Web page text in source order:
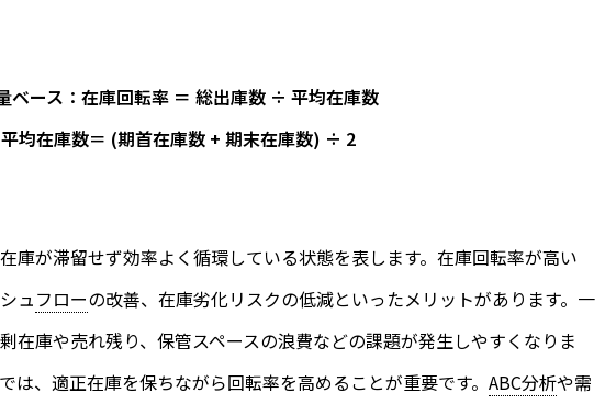
ベース：在庫回転率 ＝ 総出庫数 ÷ 平均在庫数
平均在庫数＝ (期首在庫数 + 期末在庫数) ÷ 2
庫が滞留せず効率よく循環している状態を表します。在庫回転率が高い
ュフローの改善、在庫劣化リスクの低減といったメリットがあります。一
在庫や売れ残り、保管スペースの浪費などの課題が発生しやすくなりま
は、適正在庫を保ちながら回転率を高めることが重要です。 ABC分析や需